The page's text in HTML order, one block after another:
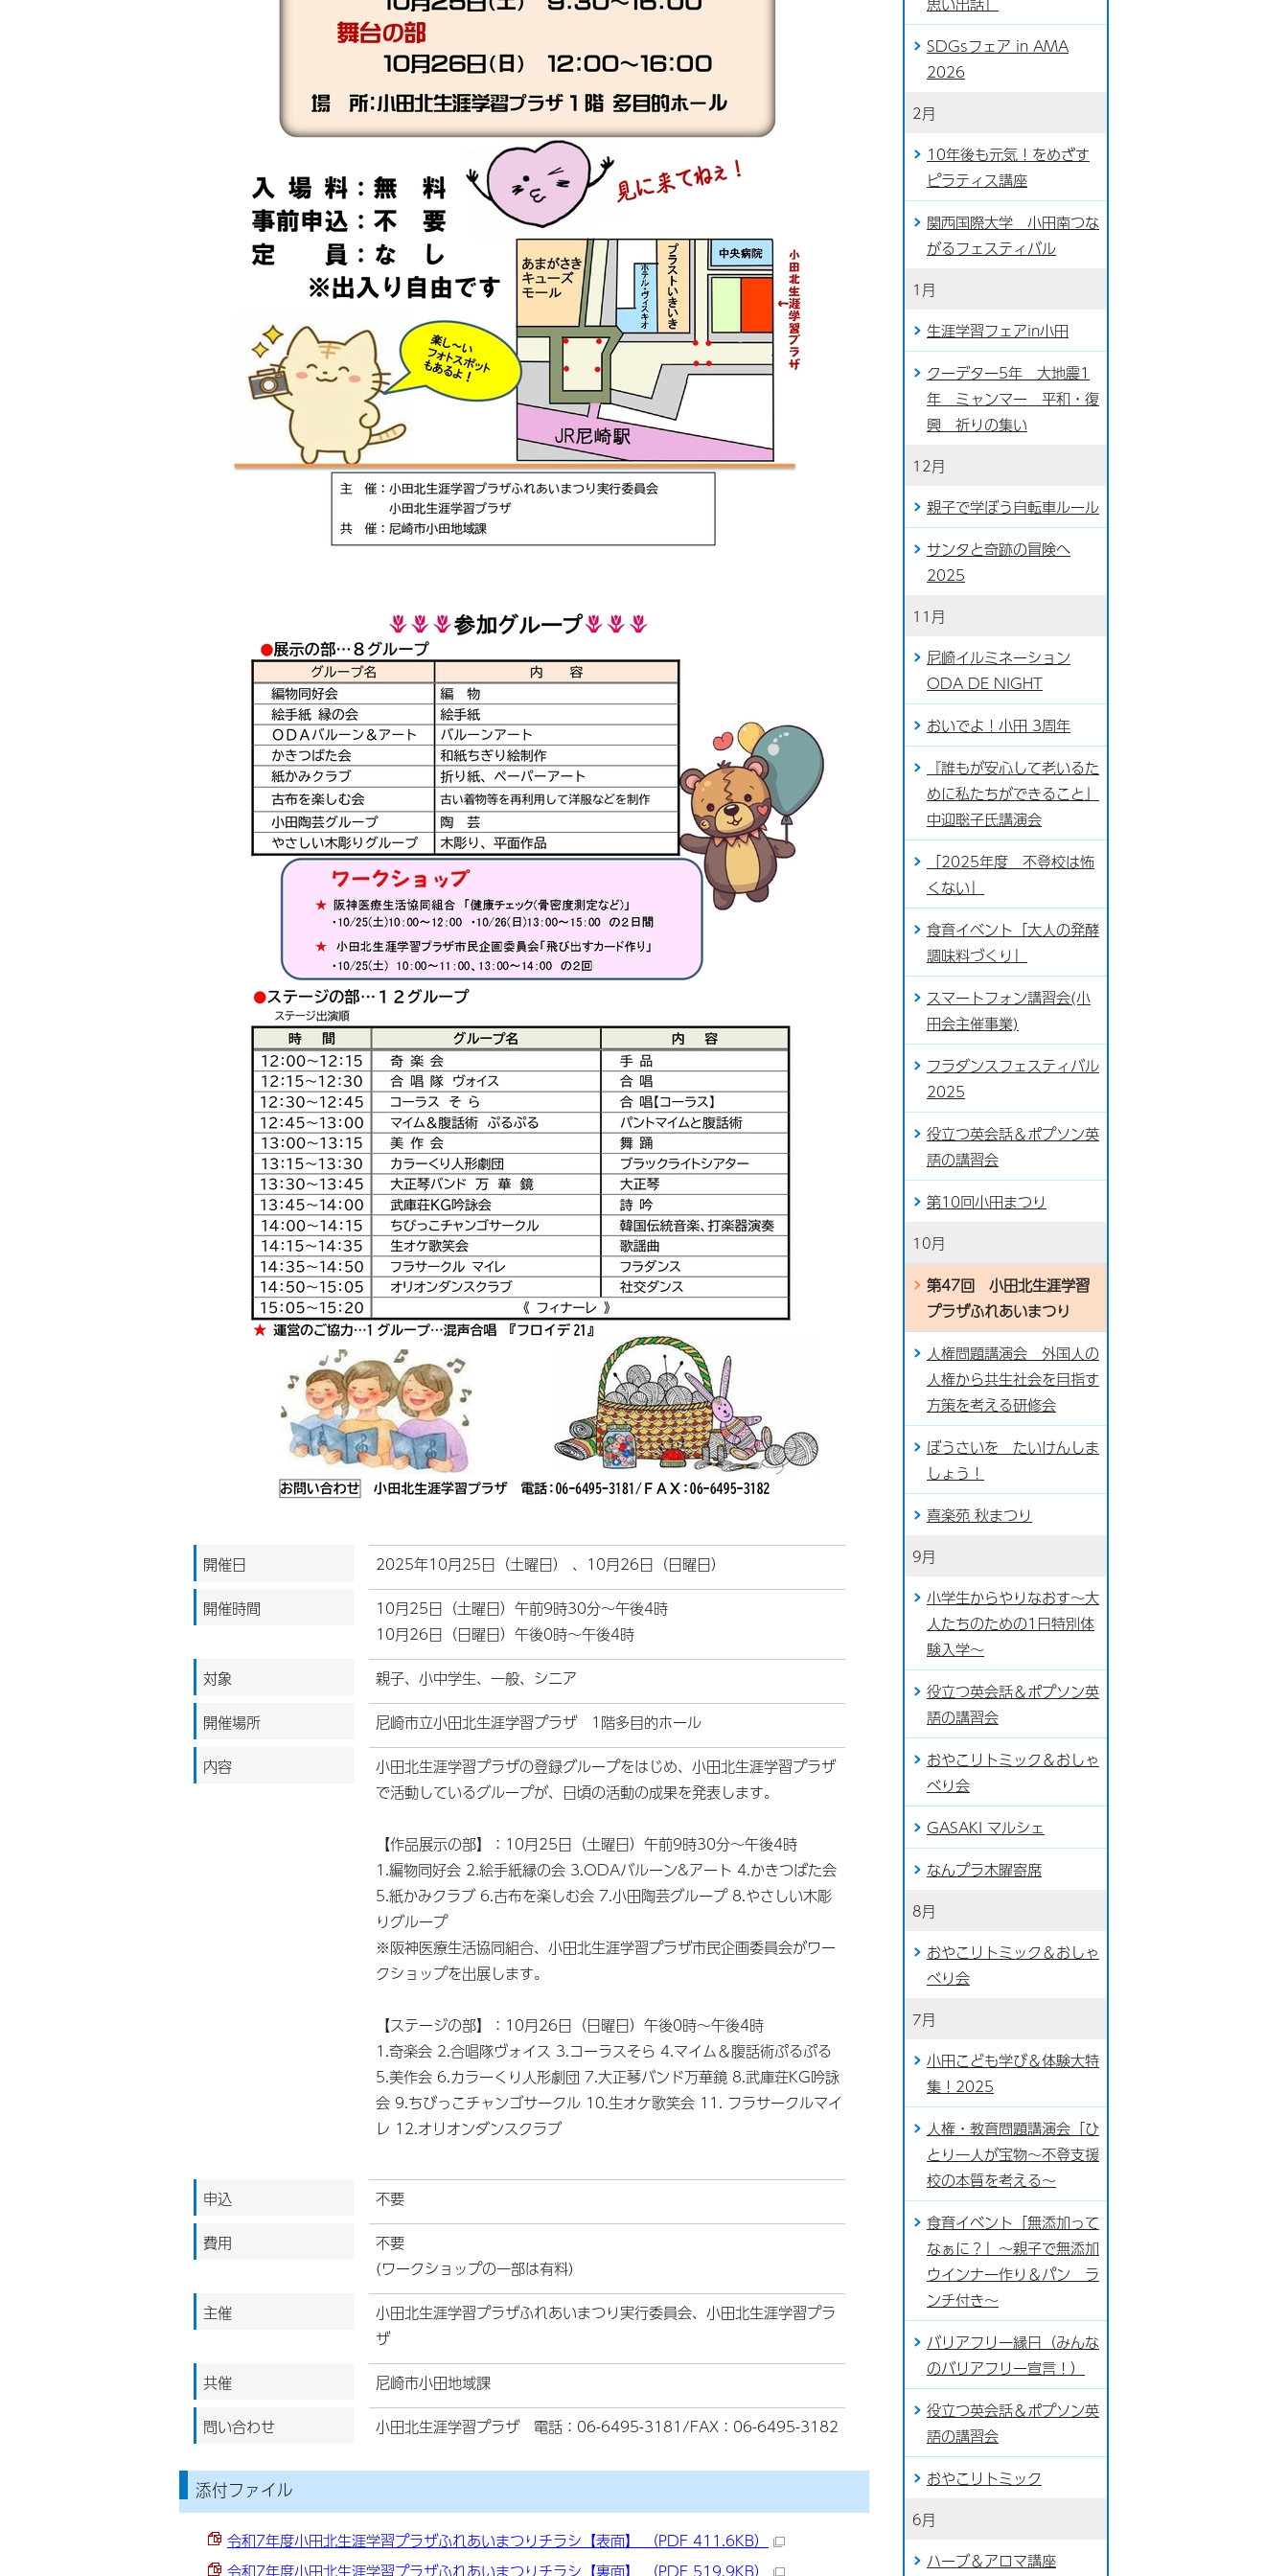
開催日
2025年10月25日（土曜日） 、10月26日（日曜日）
開催時間
10月25日（土曜日）午前9時30分～午後4時
10月26日（日曜日）午後0時～午後4時
対象
親子、小中学生、一般、シニア
開催場所
尼崎市立小田北生涯学習プラザ 1階多目的ホール
内容
小田北生涯学習プラザの登録グループをはじめ、小田北生涯学習プラザ
で活動しているグループが、日頃の活動の成果を発表します。
【作品展示の部】：10月25日（土曜日）午前9時30分～午後4時
1.編物同好会 2.絵手紙縁の会 3.ODAバルーン&アート 4.かきつばた会
5.紙かみクラブ 6.古布を楽しむ会 7.小田陶芸グループ 8.やさしい木彫
りグループ
※阪神医療生活協同組合、小田北生涯学習プラザ市民企画委員会がワー
クショップを出展します。
【ステージの部】：10月26日（日曜日）午後0時～午後4時
1.奇楽会 2.合唱隊ヴォイス 3.コーラスそら 4.マイム＆腹話術ぷるぷる
5.美作会 6.カラーくり人形劇団 7.大正琴バンド万華鏡 8.武庫荘KG吟詠
会 9.ちびっこチャンゴサークル 10.生オケ歌笑会 11. フラサークルマイ
レ 12.オリオンダンスクラブ
申込
不要
費用
不要
(ワークショップの一部は有料)
主催
小田北生涯学習プラザふれあいまつり実行委員会、小田北生涯学習プラ
ザ
共催
尼崎市小田地域課
問い合わせ
小田北生涯学習プラザ 電話：06-6495-3181/FAX：06-6495-3182
添付ファイル
令和7年度小田北生涯学習プラザふれあいまつりチラシ【表面】 （PDF 411.6KB）
令和7年度小田北生涯学習プラザふれあいまつりチラシ【裏面】 （PDF 519.9KB）
SDGsフェア in AMA
2026
2月
10年後も元気！をめざす
ピラティス講座
関西国際大学 小田南つな
がるフェスティバル
1月
生涯学習フェアin小田
クーデター5年 大地震1
年 ミャンマー 平和・復
興 祈りの集い
12月
親子で学ぼう自転車ルール
サンタと奇跡の冒険へ
2025
11月
尼崎イルミネーション
ODA DE NIGHT
おいでよ！小田 3周年
『誰もが安心して老いるた
めに私たちができること』
中迎聡子氏講演会
「2025年度 不登校は怖
くない」
食育イベント「大人の発酵
調味料づくり」
スマートフォン講習会(小
田会主催事業)
フラダンスフェスティバル
2025
役立つ英会話＆ポプソン英
語の講習会
第10回小田まつり
10月
第47回 小田北生涯学習
プラザふれあいまつり
人権問題講演会 外国人の
人権から共生社会を目指す
方策を考える研修会
ぼうさいを たいけんしま
しょう！
喜楽苑 秋まつり
9月
小学生からやりなおす～大
人たちのための1日特別体
験入学～
役立つ英会話＆ポプソン英
語の講習会
おやこリトミック＆おしゃ
べり会
GASAKI マルシェ
なんプラ木曜寄席
8月
おやこリトミック＆おしゃ
べり会
7月
小田こども学び＆体験大特
集！2025
人権・教育問題講演会「ひ
とり一人が宝物～不登支援
校の本質を考える～
食育イベント「無添加って
なぁに？」～親子で無添加
ウインナー作り＆パン ラ
ンチ付き～
バリアフリー縁日（みんな
のバリアフリー宣言！）
役立つ英会話＆ポプソン英
語の講習会
おやこリトミック
6月
ハーブ＆アロマ講座